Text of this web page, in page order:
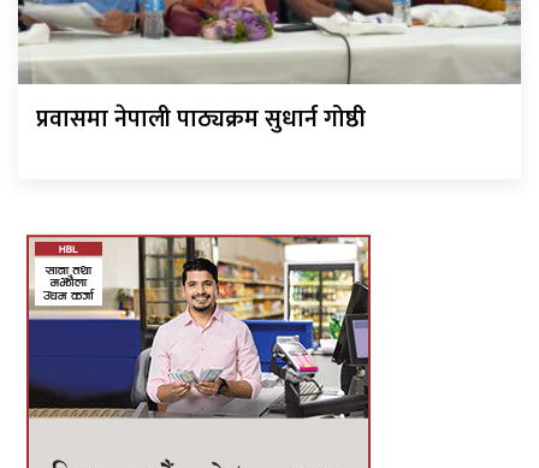
प्रवासमा नेपाली पाठ्यक्रम सुधार्न गोष्ठी